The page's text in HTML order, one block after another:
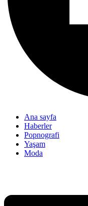
Ana sayfa
Haberler
Popnografi
Yaşam
Moda